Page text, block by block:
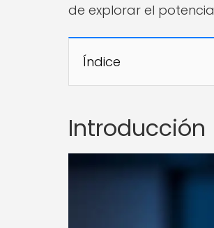
de explorar el
Índice
Introducción